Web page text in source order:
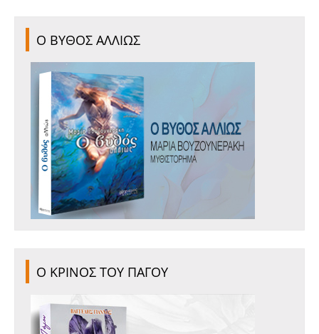
Ο ΒΥΘΟΣ ΑΛΛΙΩΣ
Ο ΚΡΙΝΟΣ ΤΟΥ ΠΑΓΟΥ